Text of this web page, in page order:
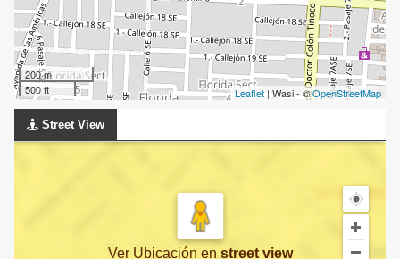
200 m
500 ft
Leaflet | Wasi - ©OpenStreetMap
Street View
Ver Ubicación en street view